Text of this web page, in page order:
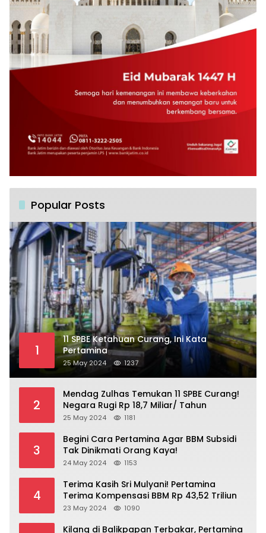
Popular Posts
1
11 SPBE Ketahuan Curang, Ini Kata
Pertamina
25 May 2024 1237
2
Mendag Zulhas Temukan 11 SPBE Curang!
Negara Rugi Rp 18,7 Miliar/ Tahun
25 May 2024 1181
3
Begini Cara Pertamina Agar BBM Subsidi
Tak Dinikmati Orang Kaya!
24 May 2024 1153
4
Terima Kasih Sri Mulyani! Pertamina
Terima Kompensasi BBM Rp 43,52 Triliun
23 May 2024 1090
Kilang di Balikpapan Terbakar, Pertamina